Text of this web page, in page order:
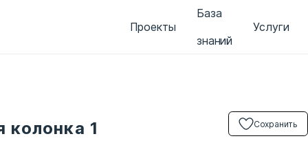
Проекты
База
знаний
Услуги
колонка 1 Сохранить